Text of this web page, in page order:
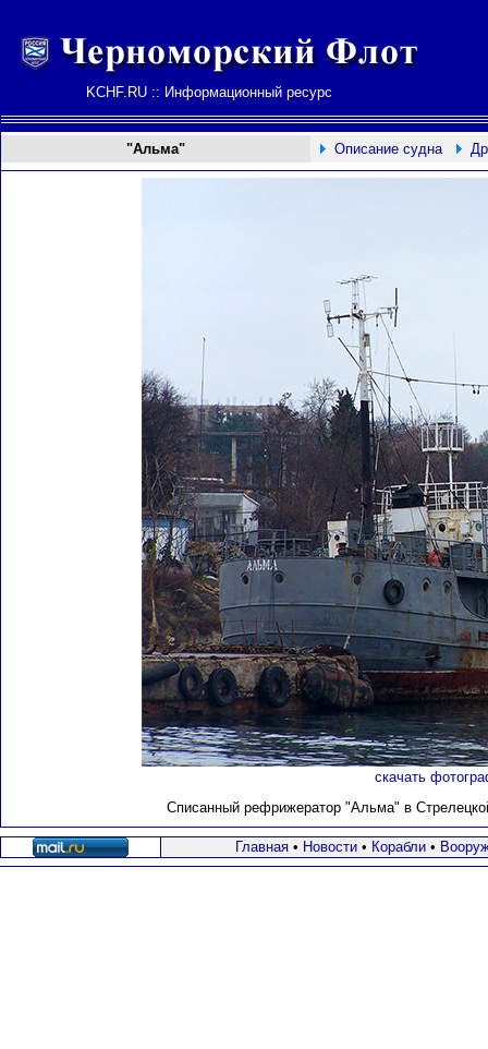
KCHF.RU :: Информационный ресурс
"Альма" Описание судна
скачать
Списанный рефрижератор "Альма" в
Главная• Новости• Корабли•